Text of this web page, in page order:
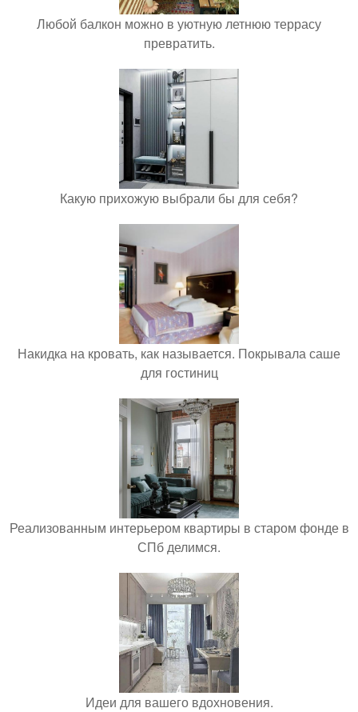
Любой балкон можно в уютную летнюю террасу
превратить.
Какую прихожую выбрали бы для себя?
Накидка на кровать, как называется. Покрывала саше
для гостиниц
Реализованным интерьером квартиры в старом фонде в
СПб делимся.
Идеи для вашего вдохновения.